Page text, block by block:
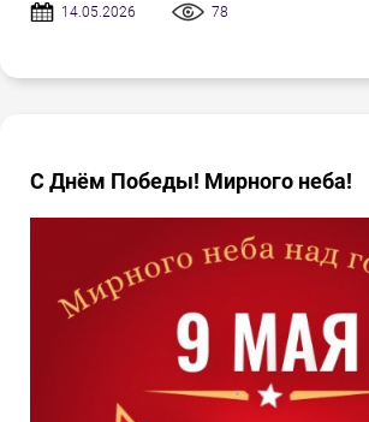
14.05.2026 78
С Днём Победы! Мирного неба!